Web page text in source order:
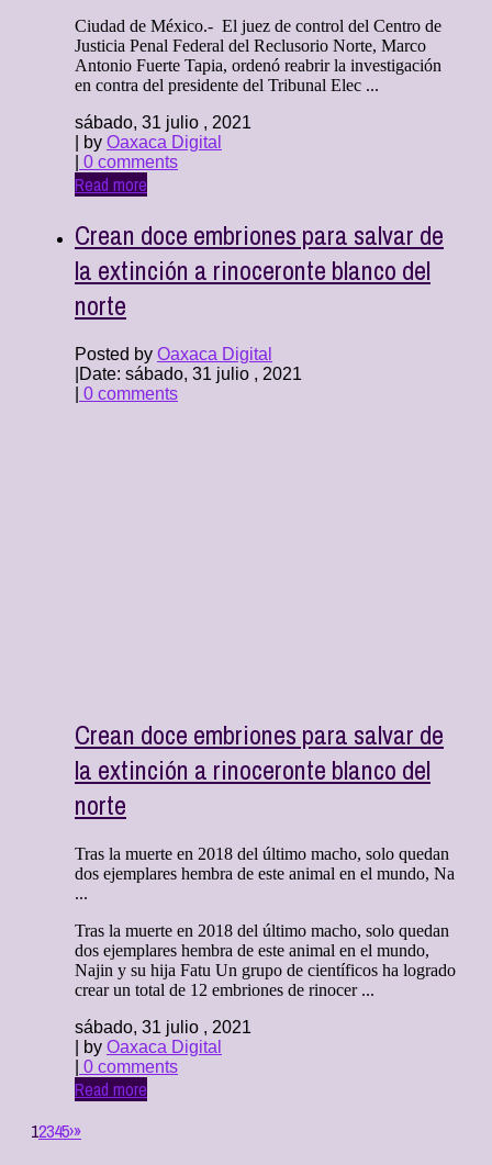
Ciudad de México.- El juez de control del Centro de
Justicia Penal Federal del Reclusorio Norte, Marco
Antonio Fuerte Tapia, ordenó reabrir la investigación
en contra del presidente del Tribunal Elec ...
sábado, 31 julio , 2021
| by Oaxaca Digital
0 comments
Read more
Crean doce embriones para salvar de
la extinción a rinoceronte blanco del
norte
Posted by Oaxaca Digital
Date: sábado, 31 julio , 2021
0 comments
Crean doce embriones para salvar de
la extinción a rinoceronte blanco del
norte
Tras la muerte en 2018 del último macho, solo quedan
dos ejemplares hembra de este animal en el mundo, Na
...
Tras la muerte en 2018 del último macho, solo quedan
dos ejemplares hembra de este animal en el mundo,
Najin y su hija Fatu Un grupo de científicos ha logrado
crear un total de 12 embriones de rinocer ...
sábado, 31 julio , 2021
| by Oaxaca Digital
0 comments
Read more
12345›»